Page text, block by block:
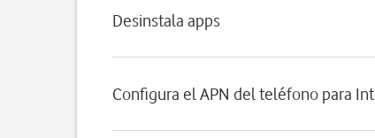
Desinstala apps
Configura el APN del teléfono para